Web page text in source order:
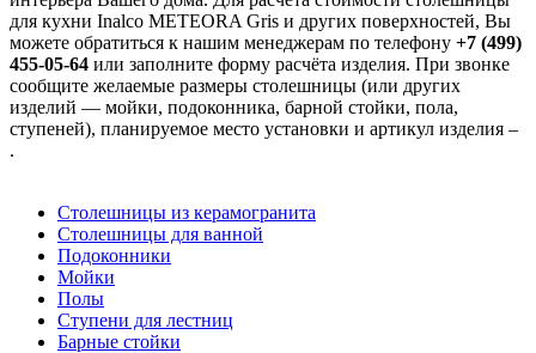
для кухни Inalco METEORA Gris и других поверхностей, Вы
можете обратиться к нашим менеджерам по телефону +7 (499)
455-05-64 или заполните форму расчёта изделия. При звонке
сообщите желаемые размеры столешницы (или других
изделий — мойки, подоконника, барной стойки, пола,
ступеней), планируемое место установки и артикул изделия –
.
Столешницы из керамогранита
Столешницы для ванной
Подоконники
Мойки
Полы
Ступени для лестниц
Барные стойки